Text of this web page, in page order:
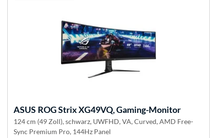
ASUS ROG Strix XG49VQ, Gaming-Monitor
124 cm (49 Zoll), schwarz, UWFHD, VA, Curved, AMD Free-
Sync Premium Pro, 144Hz Panel